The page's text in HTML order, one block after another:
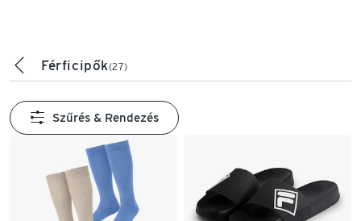
Férficipők(27)
Szűrés & Rendezés